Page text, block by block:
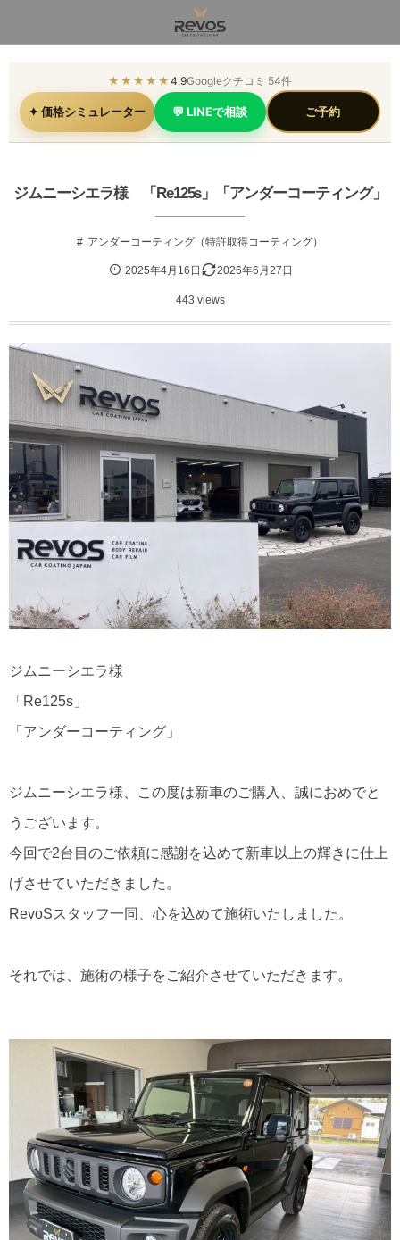
★★★★★ 4.9Googleクチコミ 54件
✦ 価格シミュレーター 💬 LINEで相談 ご予約
ジムニーシエラ様 「Re125s」「アンダーコーティング」
アンダーコーティング（特許取得コーティング）
2025年4月16日 2026年6月27日
443 views
ジムニーシエラ様
「Re125s」
「アンダーコーティング」
ジムニーシエラ様、この度は新車のご購入、誠におめでと
うございます。
今回で2台目のご依頼に感謝を込めて新車以上の輝きに仕上
げさせていただきました。
RevoSスタッフ一同、心を込めて施術いたしました。
それでは、施術の様子をご紹介させていただきます。